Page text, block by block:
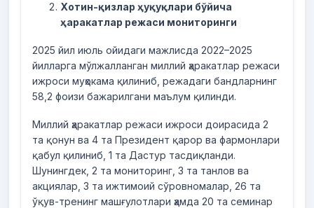
Хотин-қизлар ҳуқуқлари бўйича
ҳаракатлар режаси мониторинги
2025 йил июль ойидаги мажлисда 2022–2025
йилларга мўлжалланган миллий ҳаракатлар режаси
ижроси муҳокама қилиниб, режадаги бандларнинг
58,2 фоизи бажарилгани маълум қилинди.
Миллий ҳаракатлар режаси ижроси доирасида 2
та қонун ва 4 та Президент қарор ва фармонлари
қабул қилиниб, 1 та Дастур тасдиқланди.
Шунингдек, 2 та мониторинг, 3 та танлов ва
акциялар, 3 та ижтимоий сўровномалар, 26 та
ўқув-тренинг машғулотлари ҳамда 20 та семинар